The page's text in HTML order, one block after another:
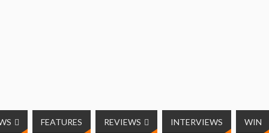
FEATURES REVIEWS INTERVIEWS WIN